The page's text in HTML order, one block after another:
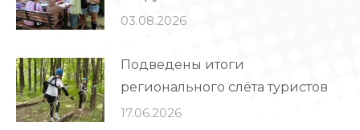
03.08.2026
Подведены итоги
регионального слёта туристов
17.06.2026